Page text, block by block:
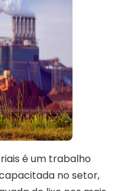
é um trabalho
no setor,